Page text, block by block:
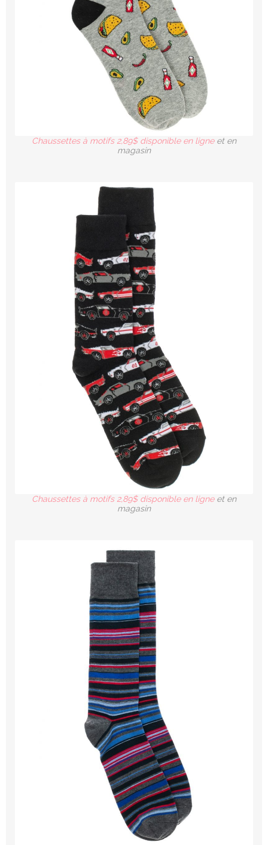
Chaussettes à motifs 2,89$ disponible en ligneet en
magasin
Chaussettes à motifs 2,89$ disponible en ligneet en
magasin